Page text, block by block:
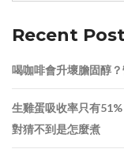
Recent
喝咖啡會升壞膽固醇
生雞蛋吸收率只有
對猜不到是怎麼煮